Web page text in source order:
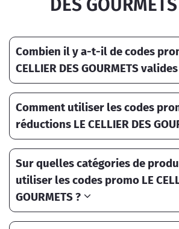
DES
Combien il y a-t-il de codes
CELLIER DES GOURMETS
Comment utiliser les codes
réductions LE CELLIER DES
Sur quelles catégories de
utiliser les codes promo LE
GOURMETS ?